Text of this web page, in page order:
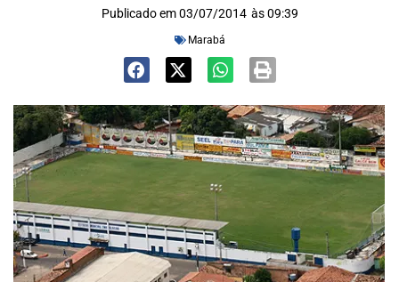
Publicado em 03/07/2014 às 09:39
Marabá